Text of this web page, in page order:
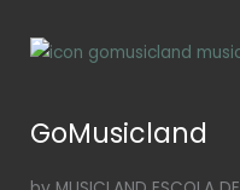
GoMusicland